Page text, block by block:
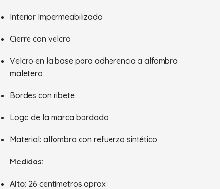
Interior Impermeabilizado
Cierre con velcro
Velcro en la base para adherencia a alfombra
maletero
Bordes con ribete
Logo de la marca bordado
Material: alfombra con refuerzo sintético
Medidas:
Alto: 26 centímetros aprox